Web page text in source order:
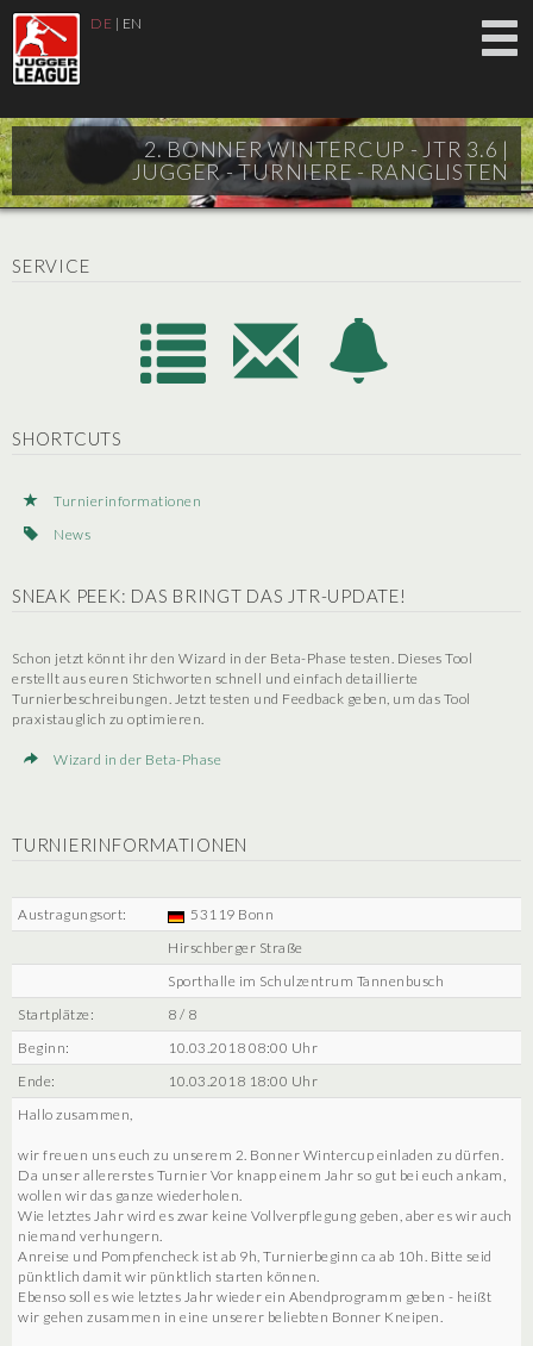
DE | EN
2. BONNER WINTERCUP - JTR 3.6 |
JUGGER - TURNIERE - RANGLISTEN
SERVICE
SHORTCUTS
Turnierinformationen
News
SNEAK PEEK: DAS BRINGT DAS JTR-UPDATE!
Schon jetzt könnt ihr den Wizard in der Beta-Phase testen. Dieses Tool
erstellt aus euren Stichworten schnell und einfach detaillierte
Turnierbeschreibungen. Jetzt testen und Feedback geben, um das Tool
praxistauglich zu optimieren.
Wizard in der Beta-Phase
TURNIERINFORMATIONEN
Austragungsort:
53119 Bonn
Hirschberger Straße
Sporthalle im Schulzentrum Tannenbusch
Startplätze:
8 / 8
Beginn:
10.03.2018 08:00 Uhr
Ende:
10.03.2018 18:00 Uhr
Hallo zusammen,
wir freuen uns euch zu unserem 2. Bonner Wintercup einladen zu dürfen.
Da unser allererstes Turnier Vor knapp einem Jahr so gut bei euch ankam,
wollen wir das ganze wiederholen.
Wie letztes Jahr wird es zwar keine Vollverpflegung geben, aber es wir auch
niemand verhungern.
Anreise und Pompfencheck ist ab 9h, Turnierbeginn ca ab 10h. Bitte seid
pünktlich damit wir pünktlich starten können.
Ebenso soll es wie letztes Jahr wieder ein Abendprogramm geben - heißt
wir gehen zusammen in eine unserer beliebten Bonner Kneipen.